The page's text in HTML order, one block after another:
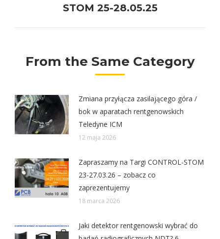
post:
STOM 25-28.05.25
From the Same Category
Zmiana przyłącza zasilającego góra /
bok w aparatach rentgenowskich
Teledyne ICM
12 maja 2026
Zapraszamy na Targi CONTROL-STOM
23-27.03.26 – zobacz co
zaprezentujemy
18 marca 2026
Jaki detektor rentgenowski wybrać do